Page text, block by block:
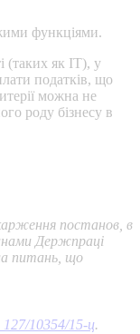
функціями.
(таких як ІТ), у
податків, що
можна не
роду бізнесу в
постанов, в
Держпраці
питань, що
10354/15-ц.